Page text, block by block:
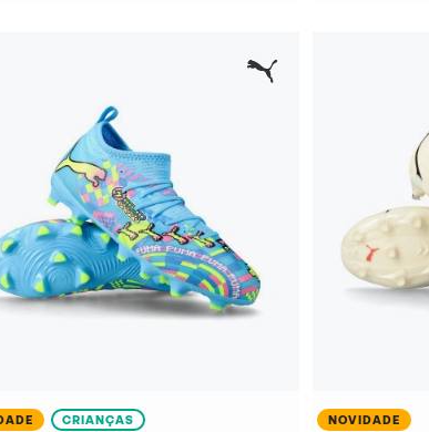
CRIANÇAS NOVIDADE